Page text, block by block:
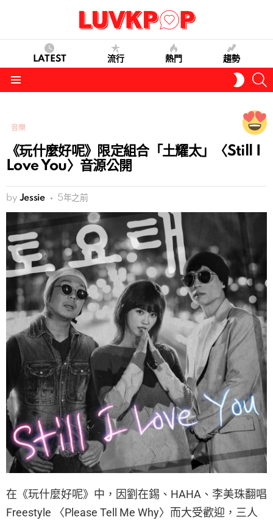
LATEST 流行 熱門 趨勢
SKIN
音樂
《玩什麼好呢》限定組合「土耀太」〈Still I
Love You〉音源公開
by Jessie 5年之前
在《玩什麼好呢》中，因劉在錫、HAHA、李美珠翻唱
Freestyle 〈Please Tell Me Why〉而大受歡迎，三人